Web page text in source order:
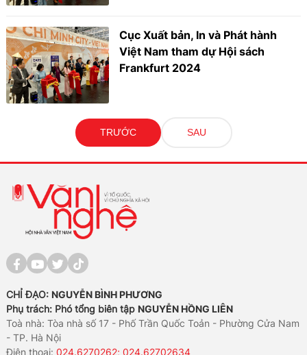
Cục Xuất bản, In và Phát hành
Việt Nam tham dự Hội sách
Frankfurt 2024
TRƯỚC SAU
CHỈ ĐẠO: NGUYỄN BÌNH PHƯƠNG
Phụ trách: Phó tổng biên tập NGUYỄN HỒNG LIÊN
Toà nhà: Tòa nhà số 17 - Phố Trần Quốc Toản - Phường Cửa Nam
- TP. Hà Nội
Điện thoại:024.6270262; 024.62702634